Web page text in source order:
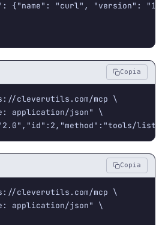
{"name": "curl", "version":
Copia
cleverutils.com/mcp \
application/json" \
Copia
cleverutils.com/mcp \
application/json" \